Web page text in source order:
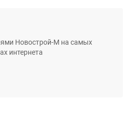
Новострой-М на самых
интернета